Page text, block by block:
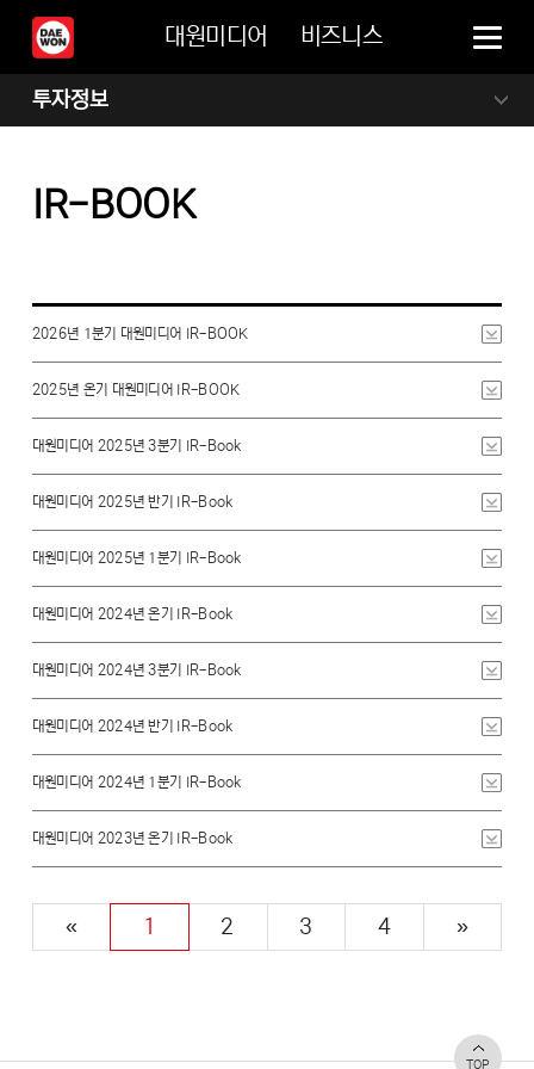
대원미디어 비즈니스
투자정보
IR-BOOK
2026년 1분기 대원미디어 IR-BOOK
2025년 온기 대원미디어 IR-BOOK
대원미디어 2025년 3분기 IR-Book
대원미디어 2025년 반기 IR-Book
대원미디어 2025년 1분기 IR-Book
대원미디어 2024년 온기 IR-Book
대원미디어 2024년 3분기 IR-Book
대원미디어 2024년 반기 IR-Book
대원미디어 2024년 1분기 IR-Book
대원미디어 2023년 온기 IR-Book
« 1 2 3 4 »
TOP